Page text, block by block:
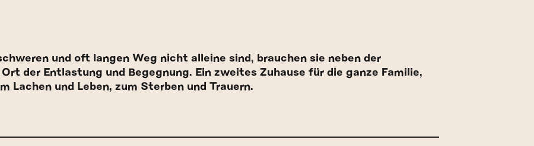
und oft langen Weg nicht alleine sind, brauchen sie neben der
der Entlastung und Begegnung. Ein zweites Zuhause für die ganze Familie,
Lachen und Leben, zum Sterben und Trauern.